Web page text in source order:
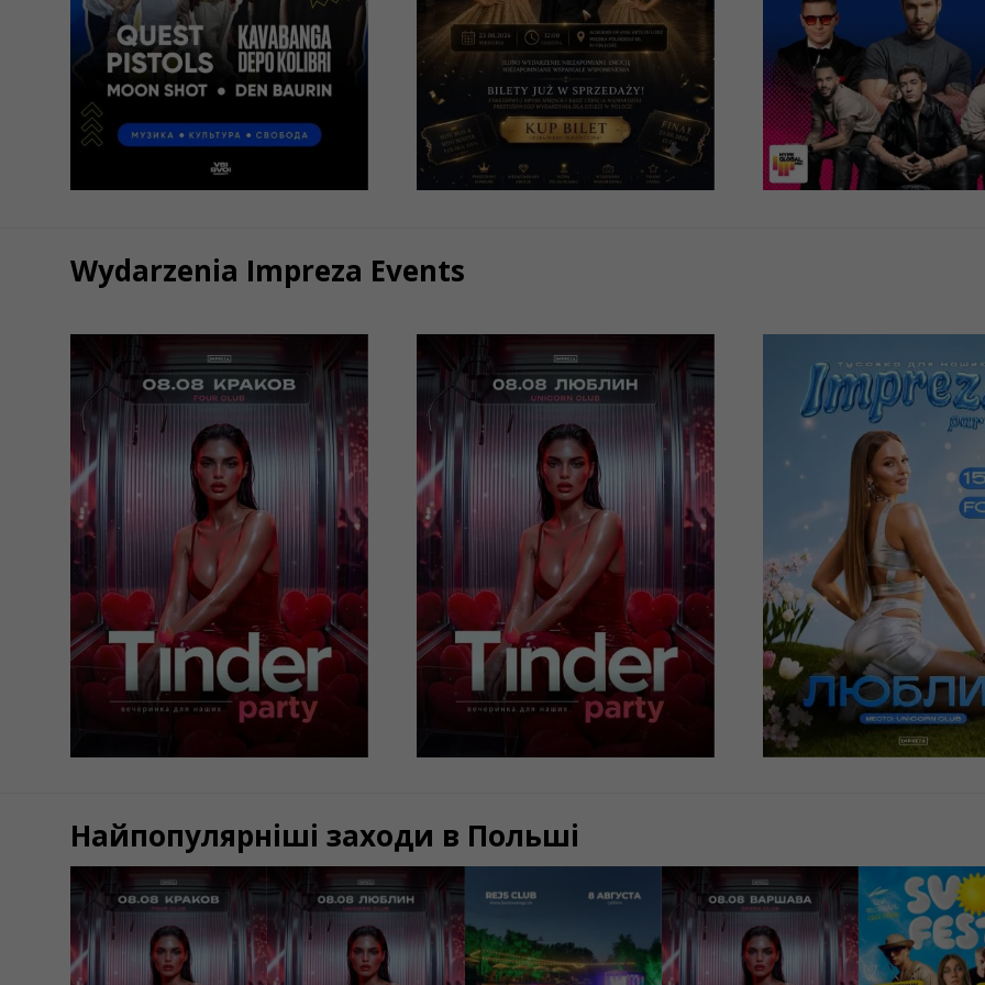
Wrocław, Sala Koncertowa
Radia Wrocław
129 - 300 PLN
КУПИТИ
Warszawa, VooDoo Club
149 - 169 PLN
КУПИТИ
Warszawa, Kampus
Park
95 - 225 PLN
КУПИТИ
Wydarzenia Impreza Events
08/08/202622:00
Tinder Party от
IMPREZA
Kraków, Four Music Club
50 PLN
КУПИТИ
08/08/202622:00
Tinder Party от
IMPREZA
Lublin, Unicorn
Lounge&Club
50 PLN
КУПИТИ
15/08/2026
Impreza
Тусовка для
наших
Lublin, Unicorn
Lounge&Club
50 PLN
КУПИТИ
Найпопулярніші заходи в Польші
08/08/202622:00
Tinder Party от
IMPREZA
08/08/202622:00
Tinder Party от
IMPREZA
08/08/2026 22:00
- ВАРШАВА | REJS
CLUB
08/08/202622:00
Tinder Party от
IMPREZA
15/08/2026
SVOI FEST